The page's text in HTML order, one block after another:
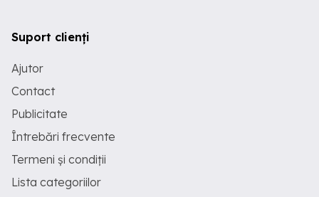
Suport clienți
Ajutor
Contact
Publicitate
Întrebări frecvente
Termeni și condiții
Lista categoriilor